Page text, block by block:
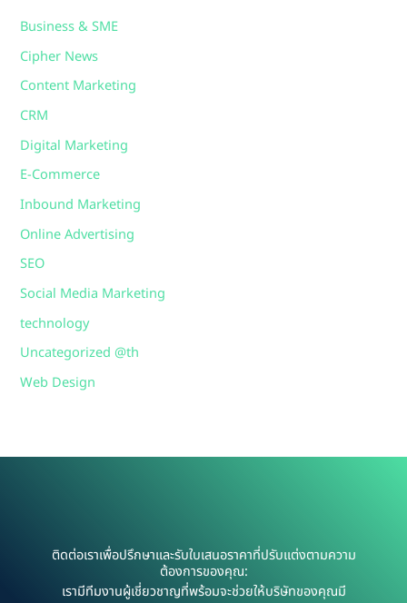
Business & SME
Cipher News
Content Marketing
CRM
Digital Marketing
E-Commerce
Inbound Marketing
Online Advertising
SEO
Social Media Marketing
technology
Uncategorized @th
Web Design
ติดต่อเราเพื่อปรึกษาและรับใบเสนอราคาที่ปรับแต่งตามความ
ต้องการของคุณ:
เรามีทีมงานผู้เชี่ยวชาญที่พร้อมจะช่วยให้บริษัทของคุณมี